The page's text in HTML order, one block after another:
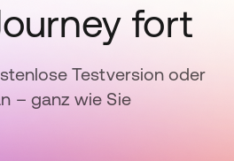
fort
Testversion oder
– ganz wie Sie